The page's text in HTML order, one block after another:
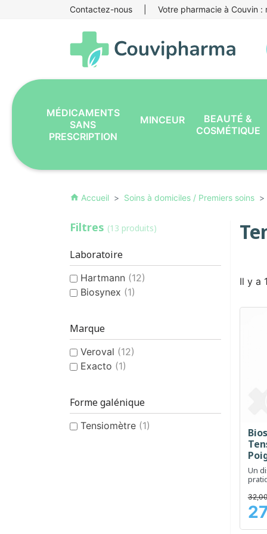
Contactez-nous Votre pharmacie à Couvin
MÉDICAMENTS
SANS
PRESCRIPTION
MINCEUR
BEAUTÉ &
COSMÉTIQUE
home Accueil Soins à domiciles / Premiers soins
Filtres (13 produits)
Laboratoire
Hartmann (12)
Biosynex (1)
Marque
Veroval (12)
Exacto (1)
Forme galénique
Tensiomètre (1)
Il y a
Un
de
Prix